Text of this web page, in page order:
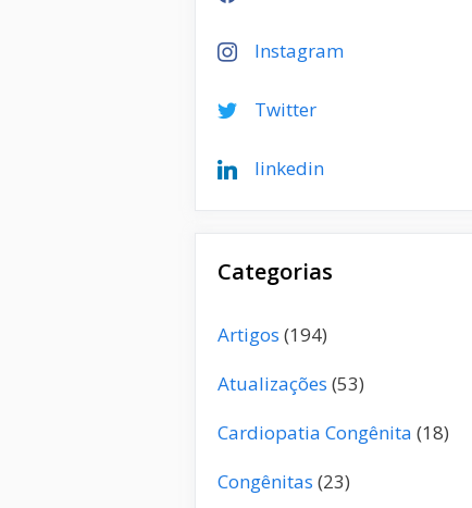
Instagram
Twitter
linkedin
Categorias
Artigos (194)
Atualizações (53)
Cardiopatia Congênita (18)
Congênitas (23)